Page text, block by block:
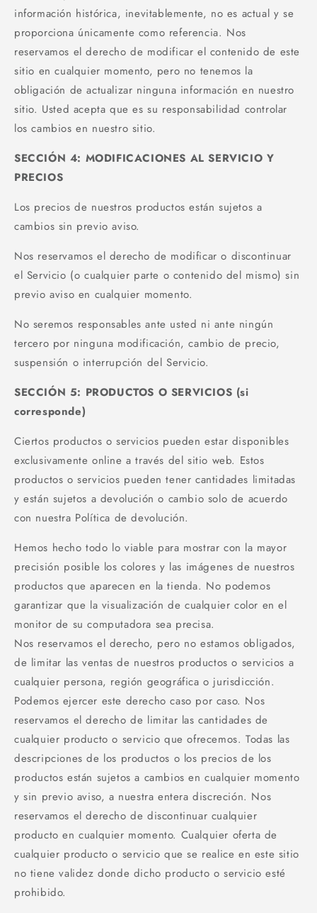
información histórica, inevitablemente, no es actual y se
proporciona únicamente como referencia. Nos
reservamos el derecho de modificar el contenido de este
sitio en cualquier momento, pero no tenemos la
obligación de actualizar ninguna información en nuestro
sitio. Usted acepta que es su responsabilidad controlar
los cambios en nuestro sitio.
SECCIÓN 4: MODIFICACIONES AL SERVICIO Y
PRECIOS
Los precios de nuestros productos están sujetos a
cambios sin previo aviso.
Nos reservamos el derecho de modificar o discontinuar
el Servicio (o cualquier parte o contenido del mismo) sin
previo aviso en cualquier momento.
No seremos responsables ante usted ni ante ningún
tercero por ninguna modificación, cambio de precio,
suspensión o interrupción del Servicio.
SECCIÓN 5: PRODUCTOS O SERVICIOS (si
corresponde)
Ciertos productos o servicios pueden estar disponibles
exclusivamente online a través del sitio web. Estos
productos o servicios pueden tener cantidades limitadas
y están sujetos a devolución o cambio solo de acuerdo
con nuestra Política de devolución.
Hemos hecho todo lo viable para mostrar con la mayor
precisión posible los colores y las imágenes de nuestros
productos que aparecen en la tienda. No podemos
garantizar que la visualización de cualquier color en el
monitor de su computadora sea precisa.
Nos reservamos el derecho, pero no estamos obligados,
de limitar las ventas de nuestros productos o servicios a
cualquier persona, región geográfica o jurisdicción.
Podemos ejercer este derecho caso por caso. Nos
reservamos el derecho de limitar las cantidades de
cualquier producto o servicio que ofrecemos. Todas las
descripciones de los productos o los precios de los
productos están sujetos a cambios en cualquier momento
y sin previo aviso, a nuestra entera discreción. Nos
reservamos el derecho de discontinuar cualquier
producto en cualquier momento. Cualquier oferta de
cualquier producto o servicio que se realice en este sitio
no tiene validez donde dicho producto o servicio esté
prohibido.